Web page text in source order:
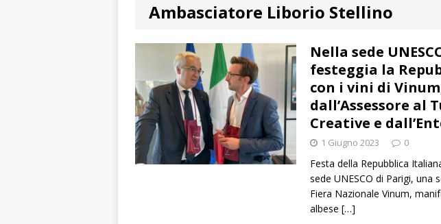
[ 6 Agosto 2026 ] Dimissioni in Consiglio comunale
[ 6 Agosto 2026 ]
ITINERARI / In gita a Infini.To, il
planetario sulla collina di Pino torinese
ALBA
[ 6 Agosto 2026 ]
Incendio a Valdieri, trasferiti per
dell’Alba 7
ALBA
[ 6 Agosto 2026 ]
Palio di Asti, Andrea Calamassi
ALTRE NOTIZIE
Bra e Boschetto piangono
terra e la comunità braidese
Ambasciatore Liborio Stellino
Nella sede
festeggia la
con i vini di
dall’Assessore al
Creative e
1 Giugno 2023 0
Festa della Repubblica
sede UNESCO di Parigi, una
Fiera Nazionale Vinum,
albese […]